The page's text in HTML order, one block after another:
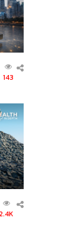
143
2.4K